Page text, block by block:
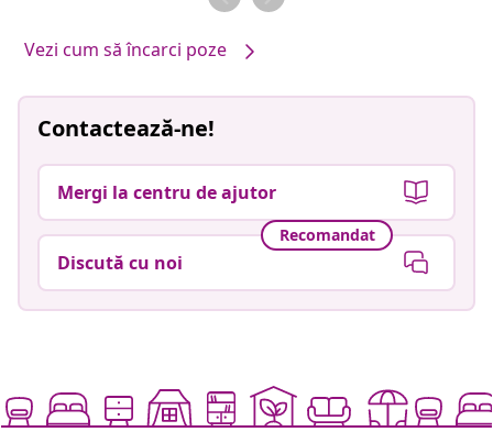
Vezi cum să încarci poze
Contactează-ne!
Mergi la centru de ajutor
Recomandat
Discută cu noi